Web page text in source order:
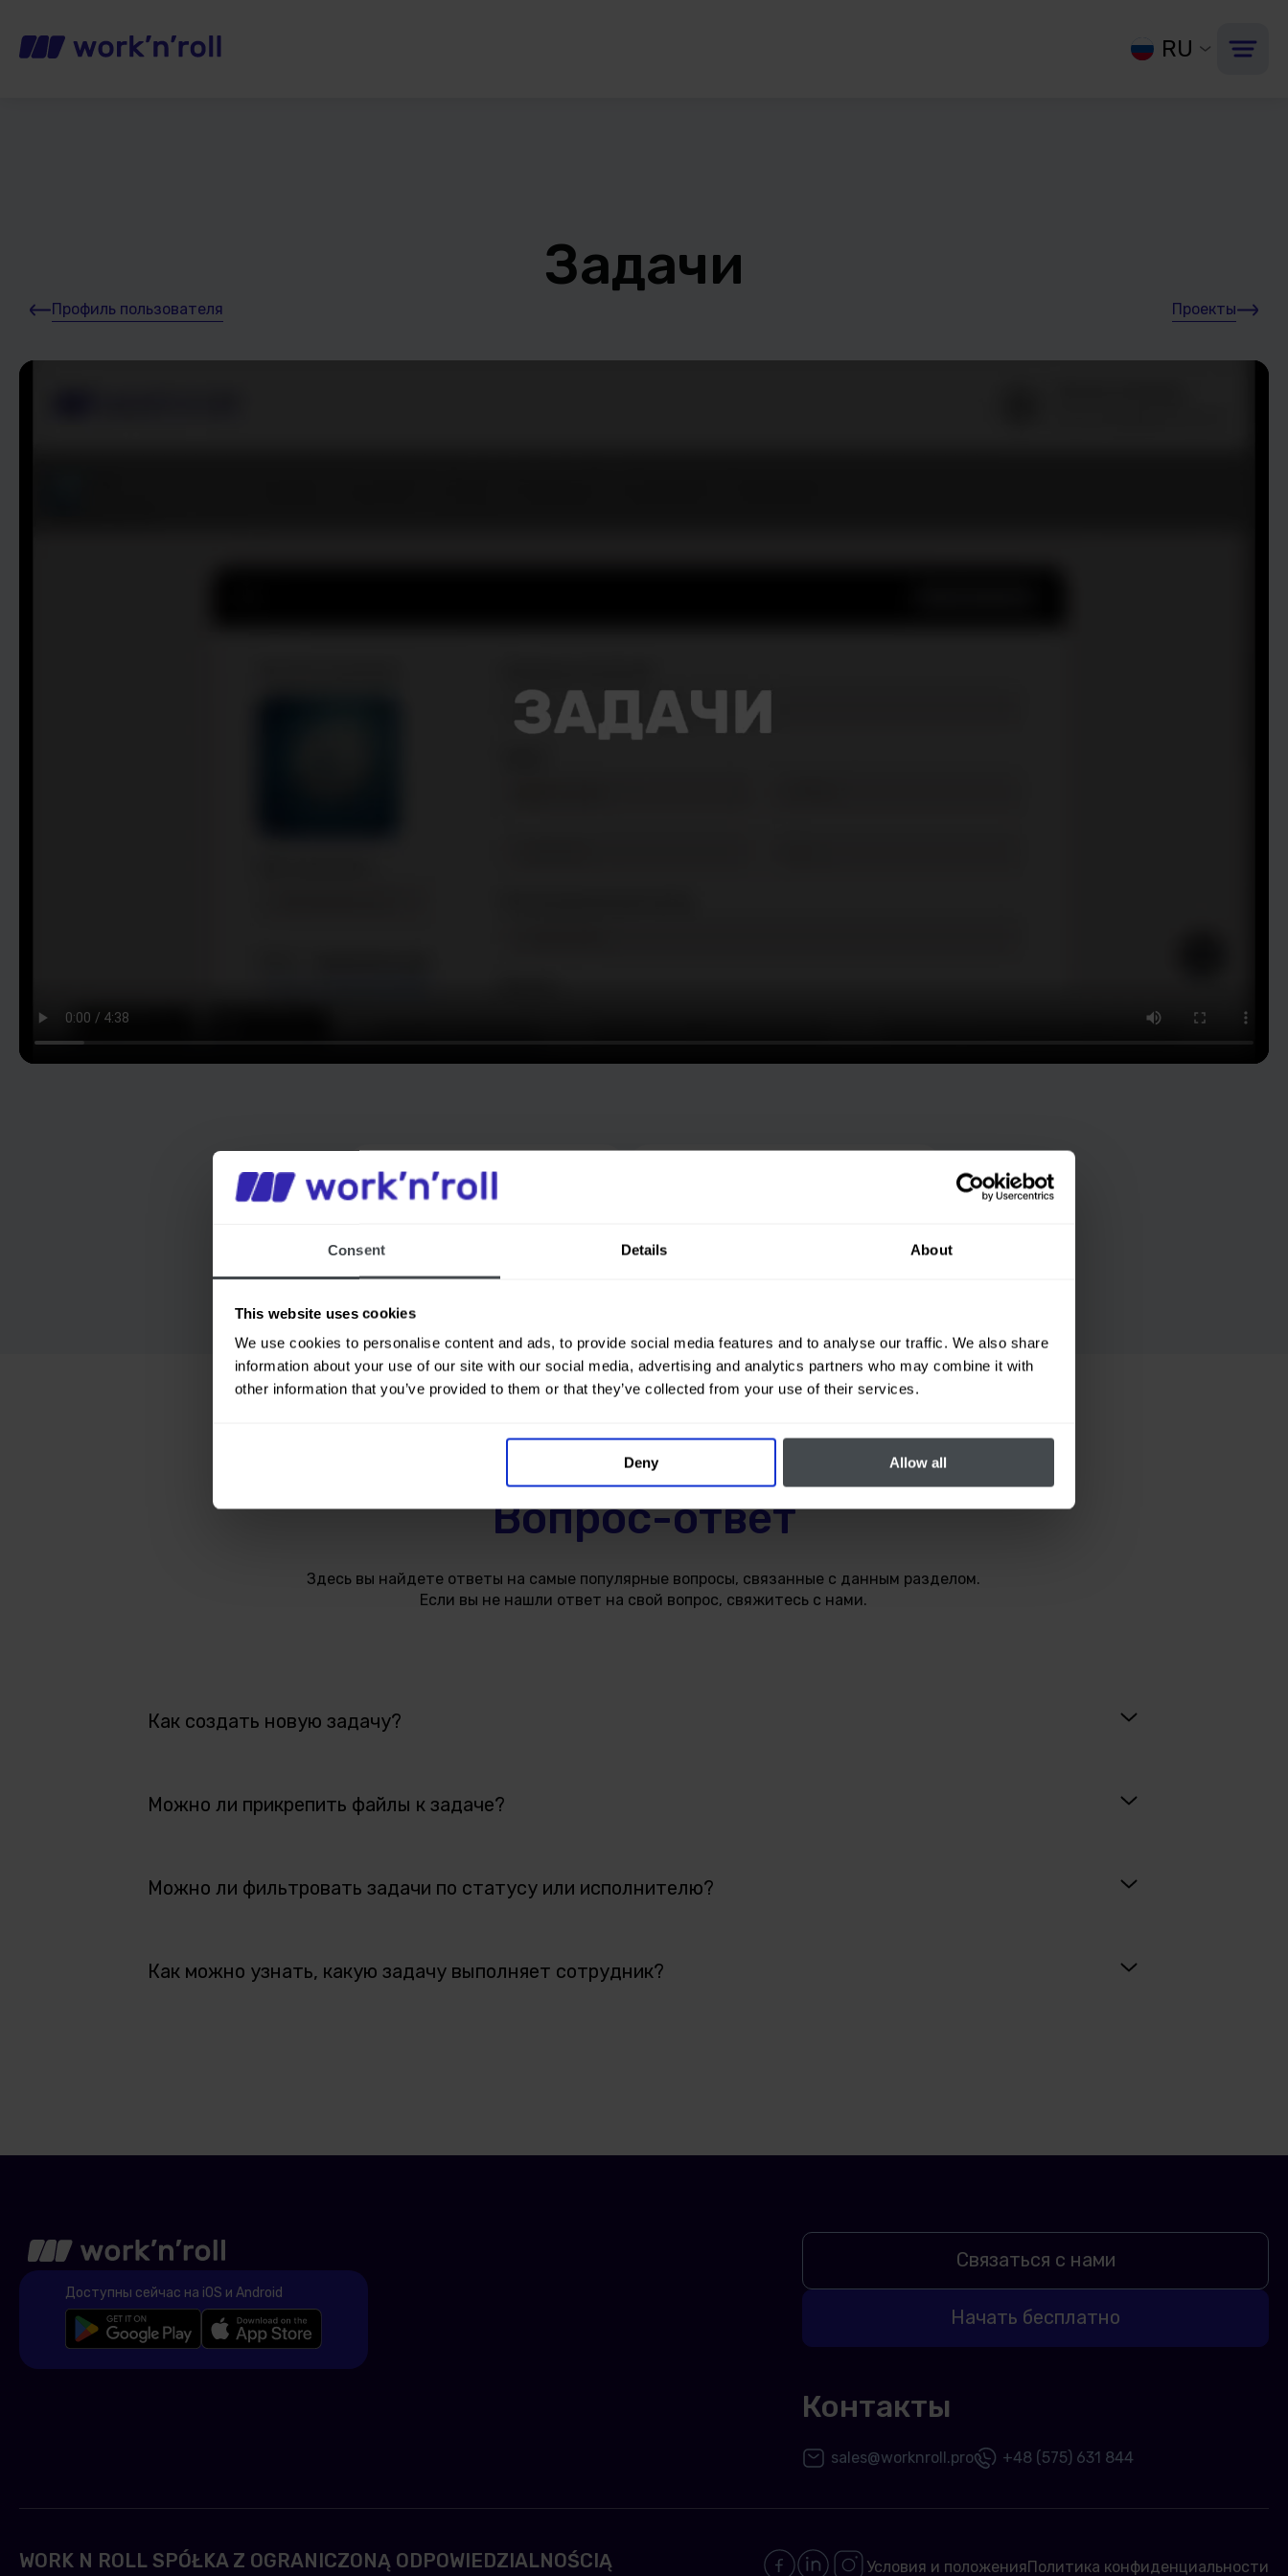
Consent Details About
This website uses cookies
We use cookies to personalise content and ads, to provide social media features and to analyse our traffic. We also share
information about your use of our site with our social media, advertising and analytics partners who may combine it with
other information that you’ve provided to them or that they’ve collected from your use of their services.
Deny Allow all
RU
Задачи
Профиль пользователя Проекты
Как добавить задачи
Вопрос-ответ
Здесь вы найдете ответы на самые популярные вопросы, связанные с данным разделом.
Если вы не нашли ответ на свой вопрос, свяжитесь с нами.
Как создать новую задачу?
Можно ли прикрепить файлы к задаче?
Можно ли фильтровать задачи по статусу или исполнителю?
Как можно узнать, какую задачу выполняет сотрудник?
Доступны сейчас на iOS и Android
Связаться с нами
Начать бесплатно
Контакты
sales@worknroll.pro +48 (575) 631 844
WORK N ROLL SPÓŁKA Z OGRANICZONĄ ODPOWIEDZIALNOŚCIĄ Условия и положенияПолитика конфиденциальности